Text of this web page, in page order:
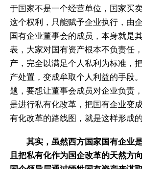
于国家不是一个经营单位，国家买
这个权利，只能赋予企业执行，由
国有企业董事会的成员，本身就是
表，大家对国有资产根本不负责任
产，完全以满足个人私利为标准，
产处置，变成牟取个人利益的手段
题，要想让董事会成员对企业负责
是进行私有化改革，把国有企业变
有化改革的路线图，就是这样形成的
其实，虽然西方国家国有企业
且把私有化作为国企改革的天然方